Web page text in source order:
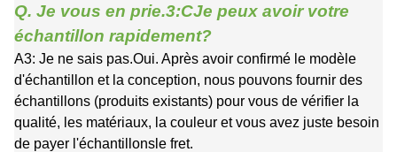
Q. Je vous en prie.3:CJe peux avoir votre
échantillon rapidement?
A3: Je ne sais pas.Oui. Après avoir confirmé le modèle
d'échantillon et la conception, nous pouvons fournir des
échantillons (produits existants) pour vous de vérifier la
qualité, les matériaux, la couleur et vous avez juste besoin
de payer l'échantillons le fret.